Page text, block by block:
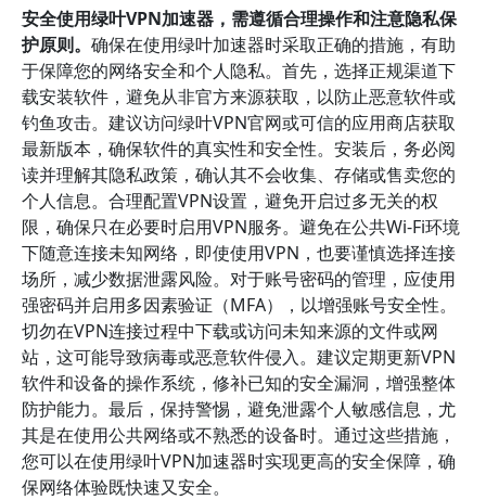
安全使用绿叶VPN加速器，需遵循合理操作和注意隐私保
护原则。 确保在使用绿叶加速器时采取正确的措施，有助
于保障您的网络安全和个人隐私。首先，选择正规渠道下
载安装软件，避免从非官方来源获取，以防止恶意软件或
钓鱼攻击。建议访问绿叶VPN官网或可信的应用商店获取
最新版本，确保软件的真实性和安全性。安装后，务必阅
读并理解其隐私政策，确认其不会收集、存储或售卖您的
个人信息。合理配置VPN设置，避免开启过多无关的权
限，确保只在必要时启用VPN服务。避免在公共Wi-Fi环境
下随意连接未知网络，即使使用VPN，也要谨慎选择连接
场所，减少数据泄露风险。对于账号密码的管理，应使用
强密码并启用多因素验证（MFA），以增强账号安全性。
切勿在VPN连接过程中下载或访问未知来源的文件或网
站，这可能导致病毒或恶意软件侵入。建议定期更新VPN
软件和设备的操作系统，修补已知的安全漏洞，增强整体
防护能力。最后，保持警惕，避免泄露个人敏感信息，尤
其是在使用公共网络或不熟悉的设备时。通过这些措施，
您可以在使用绿叶VPN加速器时实现更高的安全保障，确
保网络体验既快速又安全。